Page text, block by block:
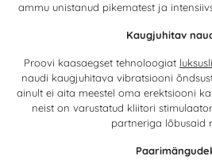
ammu unistanud pikematest ja
Kaugjuhitav
Proovi kaasaegset tehnoloogiat
naudi kaugjuhitava vibratsiooni
ainult ei aita meestel oma erektsiooni
neist on varustatud kliitori
partneriga lõbusaid